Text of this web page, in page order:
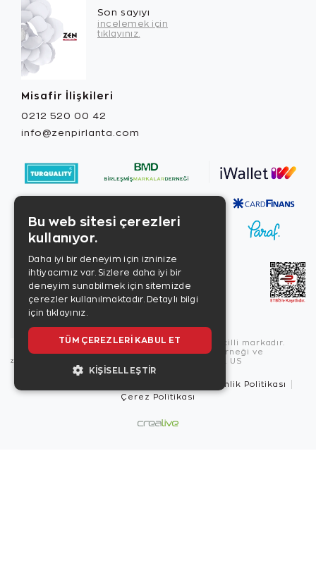
Son sayıyı
incelemek için
tıklayınız.
Misafir İlişkileri
0212 520 00 42
info@zenpirlanta.com
Copyright © 2026, Zen Diamond tescilli markadır.
Zen Diamond Birleşmiş Markalar Derneği ve
Turquality Destek Programı üyesidir. US
Güvenlik Politikası
Çerez Politikası
Bu web sitesi çerezleri
kullanıyor.
Daha iyi bir deneyim için izninize
ihtiyacımız var. Sizlere daha iyi bir
deneyim sunabilmek için sitemizde
çerezler kullanılmaktadır. Detaylı bilgi
için tıklayınız.
TÜM ÇEREZLERI KABUL ET
KIŞISELLEŞTIR